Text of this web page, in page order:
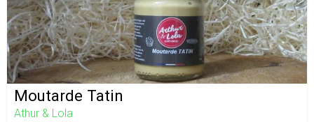
Moutarde Tatin
Athur & Lola